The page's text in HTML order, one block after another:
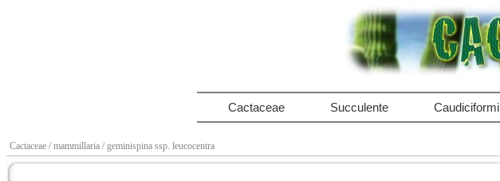
Cactaceae Succulente Caudiciformi
Cactaceae / mammillaria / geminispina ssp. leucocentra